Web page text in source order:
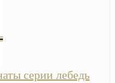
серии лебедь